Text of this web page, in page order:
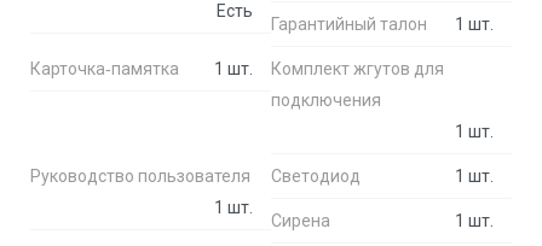
Есть
Гарантийный талон 1 шт.
Карточка‑памятка 1 шт.
Комплект жгутов для
подключения
1 шт.
Руководство пользователя
1 шт.
Светодиод 1 шт.
Сирена 1 шт.